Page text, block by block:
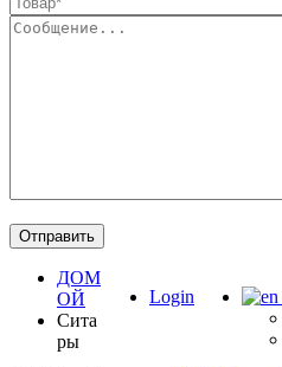
Login
ДОМ
ОЙ
Сита
ры